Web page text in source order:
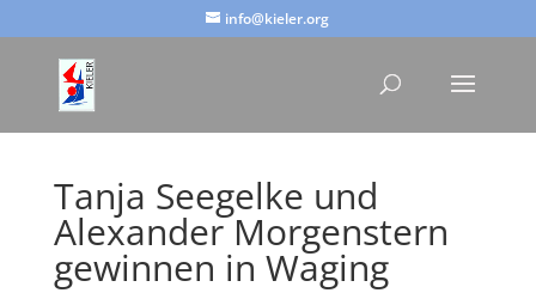
info@kieler.org
Tanja Seegelke und
Alexander Morgenstern
gewinnen in Waging